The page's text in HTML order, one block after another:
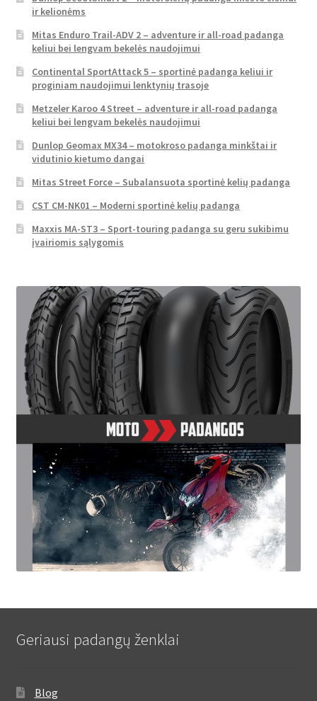
ir kelionėms
Mitas Enduro Trail-ADV 2 – adventure ir all-road padanga
keliui bei lengvam bekelės naudojimui
Continental SportAttack 5 – sportinė padanga keliui ir
proginiam naudojimui lenktynių trasoje
Metzeler Karoo 4 Street – adventure ir all-road padanga
keliui bei lengvam bekelės naudojimui
Dunlop Geomax MX34 – motokroso padanga minkštai ir
vidutinio kietumo dangai
Mitas Street Force – Subalansuota sportinė kelių padanga
CST CM-NK01 – Moderni sportinė kelių padanga
Maxxis MA-ST3 – Sport-touring padanga su geru sukibimu
įvairiomis sąlygomis
Geriausi padangų ženklai
Blog